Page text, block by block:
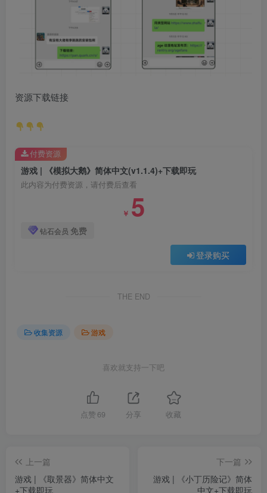
资源下载链接
游戏 | 《模拟大鹅》简体中文(v1.1.4)+下载即玩
此内容为付费资源，请付费后查看
￥ 5
钻石会员 免费
登录购买
付费资源
THE END
收集资源 游戏
喜欢就支持一下吧
点赞 69 分享 收藏
上一篇
游戏 | 《取景器》简体中文
+下载即玩
下一篇
游戏 | 《小丁历险记》简体
中文+下载即玩